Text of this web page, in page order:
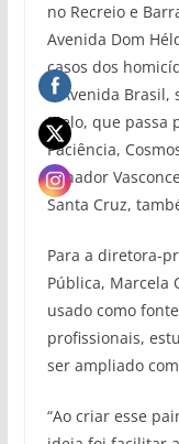
no Recreio e
Avenida Dom
casos dos
a Avenida
Melo, que passa
Paciência,
Senador
Santa Cruz,
Para a diretora-
Pública, Marcela
usado como
profissionais,
ser ampliado
“Ao criar esse